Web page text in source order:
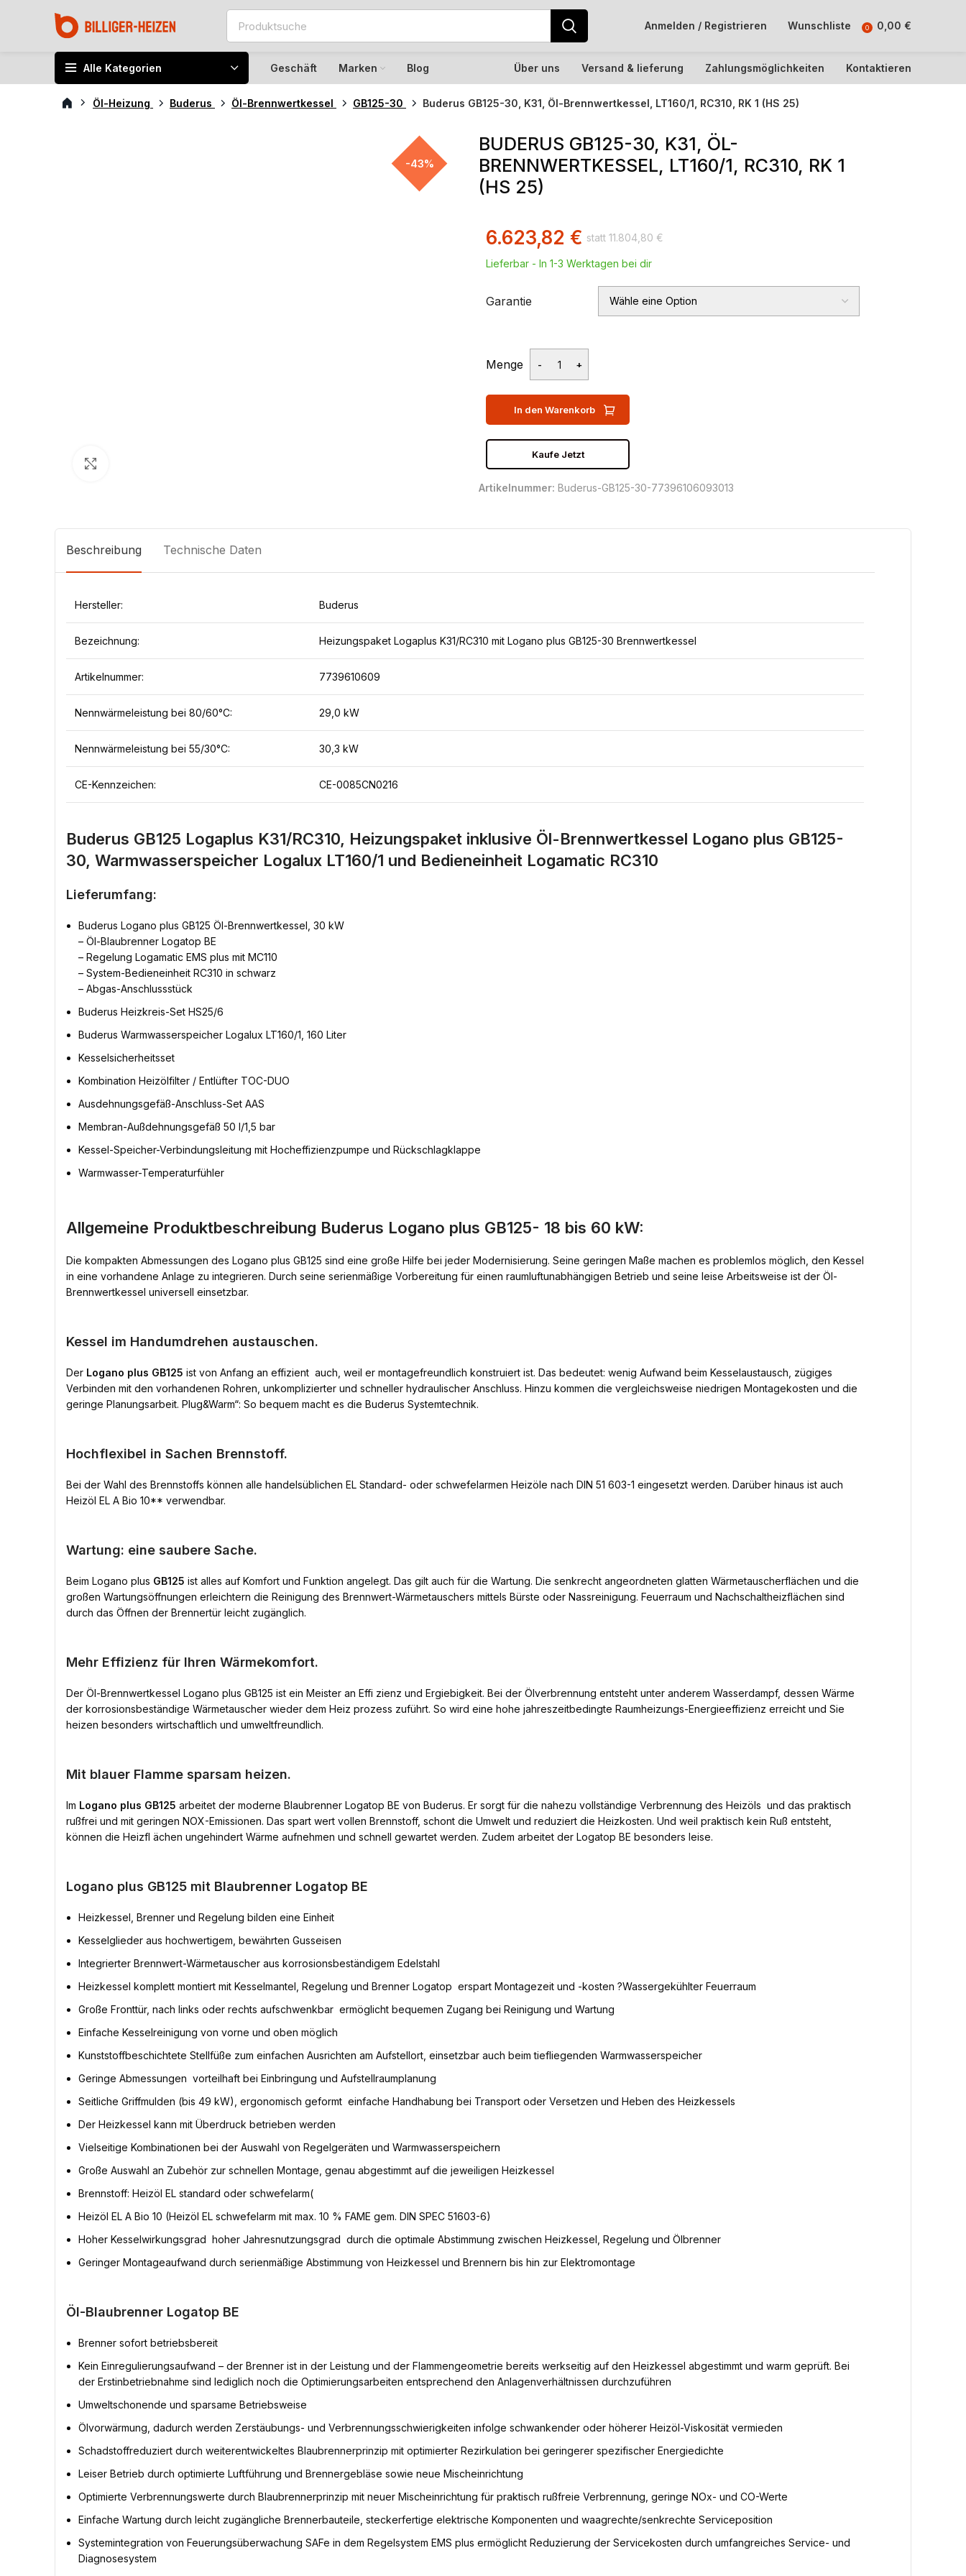
Anmelden / Registrieren Wunschliste 0 0,00 €
Alle Kategorien Geschäft Marken Blog Über uns Versand & lieferung Zahlungsmöglichkeiten Kontaktieren
Öl-Heizung Buderus Öl-Brennwertkessel GB125-30 Buderus GB125-30, K31, Öl-Brennwertkessel, LT160/1, RC310, RK 1 (HS 25)
-43%
BUDERUS GB125-30, K31, ÖL-
BRENNWERTKESSEL, LT160/1, RC310, RK 1
(HS 25)
11.804,80 €
6.623,82 €
Lieferbar - In 1-3 Werktagen bei dir
Garantie
Menge
In den Warenkorb
Kaufe Jetzt
Artikelnummer: Buderus-GB125-30-77396106093013
Beschreibung Technische Daten
Hersteller: Buderus
Bezeichnung: Heizungspaket Logaplus K31/RC310 mit Logano plus GB125-30 Brennwertkessel
Artikelnummer: 7739610609
Nennwärmeleistung bei 80/60°C: 29,0 kW
Nennwärmeleistung bei 55/30°C: 30,3 kW
CE-Kennzeichen: CE-0085CN0216
Buderus GB125 Logaplus K31/RC310, Heizungspaket inklusive Öl-Brennwertkessel Logano plus GB125-
30, Warmwasserspeicher Logalux LT160/1 und Bedieneinheit Logamatic RC310
Lieferumfang:
Buderus Logano plus GB125 Öl-Brennwertkessel, 30 kW
– Öl-Blaubrenner Logatop BE
– Regelung Logamatic EMS plus mit MC110
– System-Bedieneinheit RC310 in schwarz
– Abgas-Anschlussstück
Buderus Heizkreis-Set HS25/6
Buderus Warmwasserspeicher Logalux LT160/1, 160 Liter
Kesselsicherheitsset
Kombination Heizölfilter / Entlüfter TOC-DUO
Ausdehnungsgefäß-Anschluss-Set AAS
Membran-Außdehnungsgefäß 50 l/1,5 bar
Kessel-Speicher-Verbindungsleitung mit Hocheffizienzpumpe und Rückschlagklappe
Warmwasser-Temperaturfühler
Allgemeine Produktbeschreibung Buderus Logano plus GB125- 18 bis 60 kW:
Die kompakten Abmessungen des Logano plus GB125 sind eine große Hilfe bei jeder Modernisierung. Seine geringen Maße machen es problemlos möglich, den Kessel
in eine vorhandene Anlage zu integrieren. Durch seine serienmäßige Vorbereitung für einen raumluftunabhängigen Betrieb und seine leise Arbeitsweise ist der Öl-
Brennwertkessel universell einsetzbar.
Kessel im Handumdrehen austauschen.
Der Logano plus GB125 ist von Anfang an effizient  auch, weil er montagefreundlich konstruiert ist. Das bedeutet: wenig Aufwand beim Kesselaustausch, zügiges
Verbinden mit den vorhandenen Rohren, unkomplizierter und schneller hydraulischer Anschluss. Hinzu kommen die vergleichsweise niedrigen Montagekosten und die
geringe Planungsarbeit. Plug&Warm“: So bequem macht es die Buderus Systemtechnik.
Hochflexibel in Sachen Brennstoff.
Bei der Wahl des Brennstoffs können alle handelsüblichen EL Standard- oder schwefelarmen Heizöle nach DIN 51 603-1 eingesetzt werden. Darüber hinaus ist auch
Heizöl EL A Bio 10** verwendbar.
Wartung: eine saubere Sache.
Beim Logano plus GB125 ist alles auf Komfort und Funktion angelegt. Das gilt auch für die Wartung. Die senkrecht angeordneten glatten Wärmetauscherflächen und die
großen Wartungsöffnungen erleichtern die Reinigung des Brennwert-Wärmetauschers mittels Bürste oder Nassreinigung. Feuerraum und Nachschaltheizflächen sind
durch das Öffnen der Brennertür leicht zugänglich.
Mehr Effizienz für Ihren Wärmekomfort.
Der Öl-Brennwertkessel Logano plus GB125 ist ein Meister an Effi zienz und Ergiebigkeit. Bei der Ölverbrennung entsteht unter anderem Wasserdampf, dessen Wärme
der korrosionsbeständige Wärmetauscher wieder dem Heiz prozess zuführt. So wird eine hohe jahreszeitbedingte Raumheizungs-Energieeffizienz erreicht und Sie
heizen besonders wirtschaftlich und umweltfreundlich.
Mit blauer Flamme sparsam heizen.
Im Logano plus GB125 arbeitet der moderne Blaubrenner Logatop BE von Buderus. Er sorgt für die nahezu vollständige Verbrennung des Heizöls  und das praktisch
rußfrei und mit geringen NOX-Emissionen. Das spart wert vollen Brennstoff, schont die Umwelt und reduziert die Heizkosten. Und weil praktisch kein Ruß entsteht,
können die Heizfl ächen ungehindert Wärme aufnehmen und schnell gewartet werden. Zudem arbeitet der Logatop BE besonders leise.
Logano plus GB125 mit Blaubrenner Logatop BE
Heizkessel, Brenner und Regelung bilden eine Einheit
Kesselglieder aus hochwertigem, bewährten Gusseisen
Integrierter Brennwert-Wärmetauscher aus korrosionsbeständigem Edelstahl
Heizkessel komplett montiert mit Kesselmantel, Regelung und Brenner Logatop  erspart Montagezeit und -kosten ?Wassergekühlter Feuerraum
Große Fronttür, nach links oder rechts aufschwenkbar  ermöglicht bequemen Zugang bei Reinigung und Wartung
Einfache Kesselreinigung von vorne und oben möglich
Kunststoffbeschichtete Stellfüße zum einfachen Ausrichten am Aufstellort, einsetzbar auch beim tiefliegenden Warmwasserspeicher
Geringe Abmessungen  vorteilhaft bei Einbringung und Aufstellraumplanung
Seitliche Griffmulden (bis 49 kW), ergonomisch geformt  einfache Handhabung bei Transport oder Versetzen und Heben des Heizkessels
Der Heizkessel kann mit Überdruck betrieben werden
Vielseitige Kombinationen bei der Auswahl von Regelgeräten und Warmwasserspeichern
Große Auswahl an Zubehör zur schnellen Montage, genau abgestimmt auf die jeweiligen Heizkessel
Brennstoff: Heizöl EL standard oder schwefelarm(
Heizöl EL A Bio 10 (Heizöl EL schwefelarm mit max. 10 % FAME gem. DIN SPEC 51603-6)
Hoher Kesselwirkungsgrad  hoher Jahresnutzungsgrad  durch die optimale Abstimmung zwischen Heizkessel, Regelung und Ölbrenner
Geringer Montageaufwand durch serienmäßige Abstimmung von Heizkessel und Brennern bis hin zur Elektromontage
Öl-Blaubrenner Logatop BE
Brenner sofort betriebsbereit
Kein Einregulierungsaufwand – der Brenner ist in der Leistung und der Flammengeometrie bereits werkseitig auf den Heizkessel abgestimmt und warm geprüft. Bei
der Erstinbetriebnahme sind lediglich noch die Optimierungsarbeiten entsprechend den Anlagenverhältnissen durchzuführen
Umweltschonende und sparsame Betriebsweise
Ölvorwärmung, dadurch werden Zerstäubungs- und Verbrennungsschwierigkeiten infolge schwankender oder höherer Heizöl-Viskosität vermieden
Schadstoffreduziert durch weiterentwickeltes Blaubrennerprinzip mit optimierter Rezirkulation bei geringerer spezifischer Energiedichte
Leiser Betrieb durch optimierte Luftführung und Brennergebläse sowie neue Mischeinrichtung
Optimierte Verbrennungswerte durch Blaubrennerprinzip mit neuer Mischeinrichtung für praktisch rußfreie Verbrennung, geringe NOx- und CO-Werte
Einfache Wartung durch leicht zugängliche Brennerbauteile, steckerfertige elektrische Komponenten und waagrechte/senkrechte Serviceposition
Systemintegration von Feuerungsüberwachung SAFe in dem Regelsystem EMS plus ermöglicht Reduzierung der Servicekosten durch umfangreiches Service- und
Diagnosesystem